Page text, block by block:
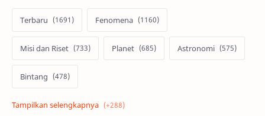
Terbaru Fenomena
Misi dan Riset Planet Astronomi
Bintang
Alam semesta Galaksi